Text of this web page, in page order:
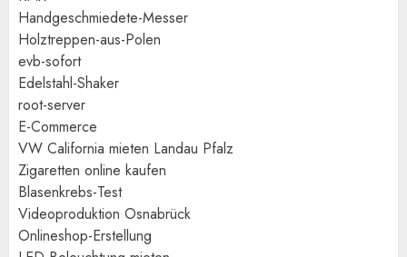
Handgeschmiedete-Messer
Holztreppen-aus-Polen
evb-sofort
Edelstahl-Shaker
root-server
E-Commerce
VW California mieten Landau Pfalz
Zigaretten online kaufen
Blasenkrebs-Test
Videoproduktion Osnabrück
Onlineshop-Erstellung